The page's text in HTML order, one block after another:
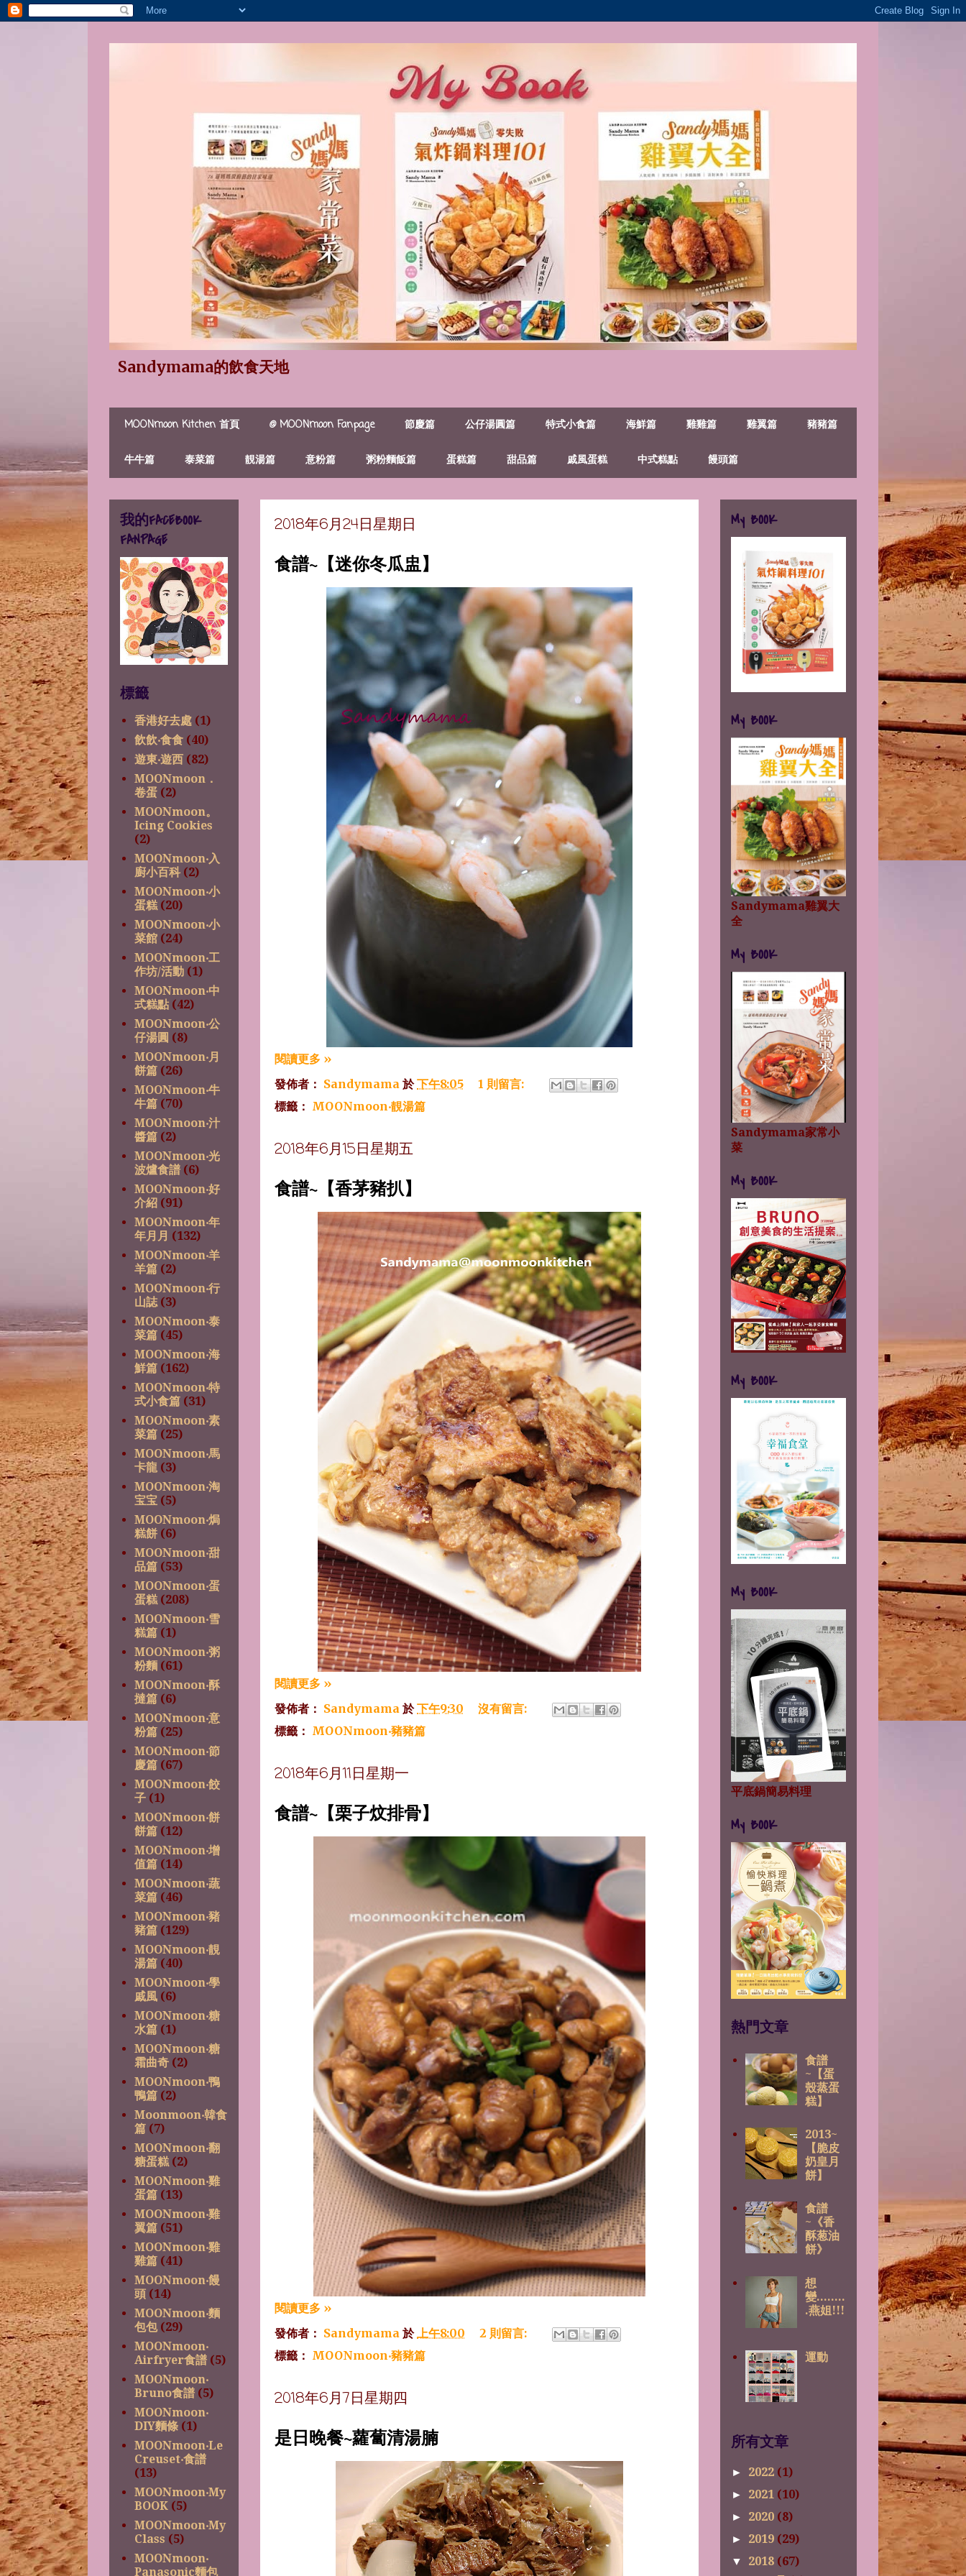
Sandymama的飲食天地
MOONmoon Kitchen 首頁 @ MOONmoon Fanpage 節慶篇 公仔湯圓篇 特式小食篇 海鮮篇 雞雞篇 雞翼篇 豬豬篇
牛牛篇 泰菜篇 靚湯篇 意粉篇 粥粉麵飯篇 蛋糕篇 甜品篇 戚風蛋糕 中式糕點 饅頭篇
2018年6月24日星期日
食譜~【迷你冬瓜盅】
閱讀更多 »
發佈者： Sandymama 於下午8:05
1 則留言:
標籤： MOONmoon‧靚湯篇
2018年6月15日星期五
食譜~【香茅豬扒】
閱讀更多 »
發佈者： Sandymama 於下午9:30
沒有留言:
標籤： MOONmoon‧豬豬篇
2018年6月11日星期一
食譜~【栗子炆排骨】
閱讀更多 »
發佈者： Sandymama 於上午8:00
2 則留言:
標籤： MOONmoon‧豬豬篇
2018年6月7日星期四
是日晚餐~蘿蔔清湯腩
我的FACEBOOK
FANPAGE
標籤
香港好去處 (1)
飲飲‧食食 (40)
遊東‧遊西 (82)
MOONmoon．
卷蛋 (2)
MOONmoon。
Icing Cookies
(2)
MOONmoon‧入
廚小百科 (2)
MOONmoon‧小
蛋糕 (20)
MOONmoon‧小
菜館 (24)
MOONmoon‧工
作坊/活動 (1)
MOONmoon‧中
式糕點 (42)
MOONmoon‧公
仔湯圓 (8)
MOONmoon‧月
餅篇 (26)
MOONmoon‧牛
牛篇 (70)
MOONmoon‧汁
醬篇 (2)
MOONmoon‧光
波爐食譜 (6)
MOONmoon‧好
介紹 (91)
MOONmoon‧年
年月月 (132)
MOONmoon‧羊
羊篇 (2)
MOONmoon‧行
山誌 (3)
MOONmoon‧泰
菜篇 (45)
MOONmoon‧海
鮮篇 (162)
MOONmoon‧特
式小食篇 (31)
MOONmoon‧素
菜篇 (25)
MOONmoon‧馬
卡龍 (3)
MOONmoon‧淘
宝宝 (5)
MOONmoon‧焗
糕餅 (6)
MOONmoon‧甜
品篇 (53)
MOONmoon‧蛋
蛋糕 (208)
MOONmoon‧雪
糕篇 (1)
MOONmoon‧粥
粉麵 (61)
MOONmoon‧酥
撻篇 (6)
MOONmoon‧意
粉篇 (25)
MOONmoon‧節
慶篇 (67)
MOONmoon‧餃
子 (1)
MOONmoon‧餅
餅篇 (12)
MOONmoon‧增
值篇 (14)
MOONmoon‧蔬
菜篇 (46)
MOONmoon‧豬
豬篇 (129)
MOONmoon‧靚
湯篇 (40)
MOONmoon‧學
戚風 (6)
MOONmoon‧糖
水篇 (1)
MOONmoon‧糖
霜曲奇 (2)
MOONmoon‧鴨
鴨篇 (2)
Moonmoon‧韓食
篇 (7)
MOONmoon‧翻
糖蛋糕 (2)
MOONmoon‧雞
蛋篇 (13)
MOONmoon‧雞
翼篇 (51)
MOONmoon‧雞
雞篇 (41)
MOONmoon‧饅
頭 (14)
MOONmoon‧麵
包包 (29)
MOONmoon‧
Airfryer食譜 (5)
MOONmoon‧
Bruno食譜 (5)
MOONmoon‧
DIY麵條 (1)
MOONmoon‧Le
Creuset‧食譜
(13)
MOONmoon‧My
BOOK (5)
MOONmoon‧My
Class (5)
MOONmoon‧
Panasonic麵包
My BOOK
My BOOK
Sandymama雞翼大
全
My BOOK
Sandymama家常小
菜
My BOOK
My BOOK
My BOOK
平底鍋簡易料理
My BOOK
熱門文章
食譜
~【蛋
殼蒸蛋
糕】
2013~
【脆皮
奶皇月
餅】
食譜
~《香
酥葱油
餅》
想
變........
.燕姐!!!
運動
所有文章
► 2022 (1)
► 2021 (10)
► 2020 (8)
► 2019 (29)
▼ 2018 (67)